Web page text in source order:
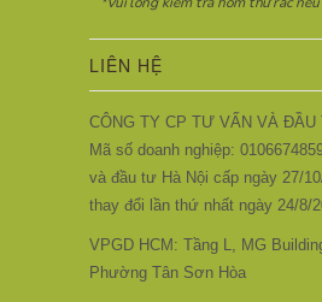
LIÊN HỆ
CÔNG TY CP TƯ VẤN VÀ ĐẦU
Mã số doanh nghiệp:
và đầu tư Hà Nội cấp ngày 27/
thay đổi lần thứ nhất ngày 24/8/
VPGD HCM: Tầng L, MG
Phường Tân Sơn Hòa